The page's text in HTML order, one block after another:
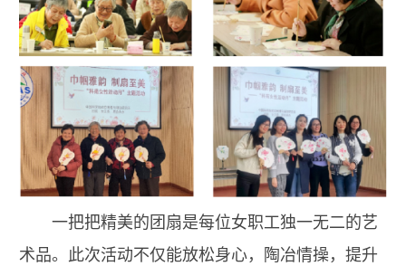
一把把精美的团扇是每位女职工独一无二的艺
术品。此次活动不仅能放松身心，陶冶情操，提升